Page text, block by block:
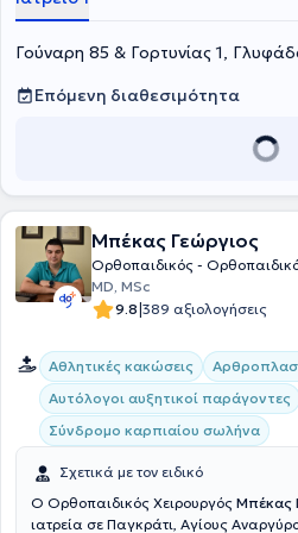
περιστατικά που άπτονται όλου του
εξειδικεύεται στην τραυματολογία,
Γούναρη 85 & Γορτυνίας 1,
Επόμενη διαθεσιμότητα
Μπέκας Γεώργιος
Ορθοπαιδικός -
MD, MSc
9.8|389 αξιολογήσεις
Αθλητικές κακώσεις
Αυτόλογοι αυξητικοί παράγοντες
Σύνδρομο καρπιαίου σωλήνα
Σχετικά με τον ειδικό
Ο Ορθοπαιδικός Χειρουργός Μπέκας
ιατρεία σε Παγκράτι, Αγίους